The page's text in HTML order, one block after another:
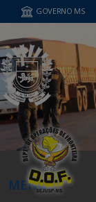
GOVERNO MS
MENU